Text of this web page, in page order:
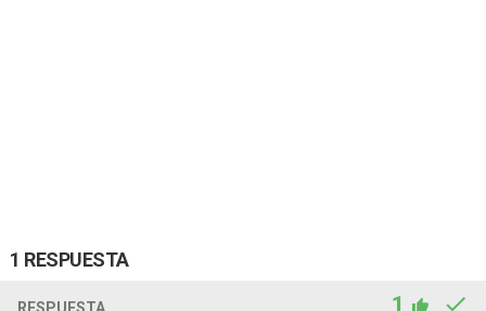
1 RESPUESTA
1